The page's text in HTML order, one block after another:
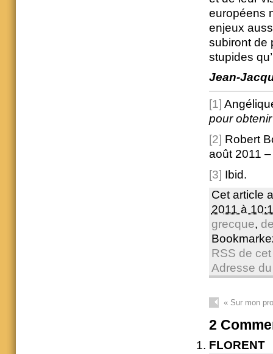
européens
enjeux
subiront de
stupides
Jean-
[1]
pour
[2] Robert
août 2011
[3] Ibid.
Cet article
2011 à
grecque,
RSS de
Adresse
«Sur mon
2
FLORENT